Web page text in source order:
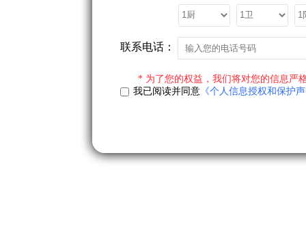
联系电话：
* 为了您的权益，我们将对您的信息严
我已阅读并同意《个人信息授权和保护